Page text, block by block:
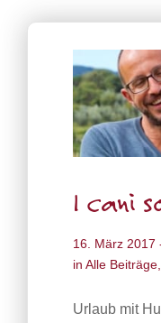
I cani
16. März 2017
in Alle Beiträge
Urlaub mit